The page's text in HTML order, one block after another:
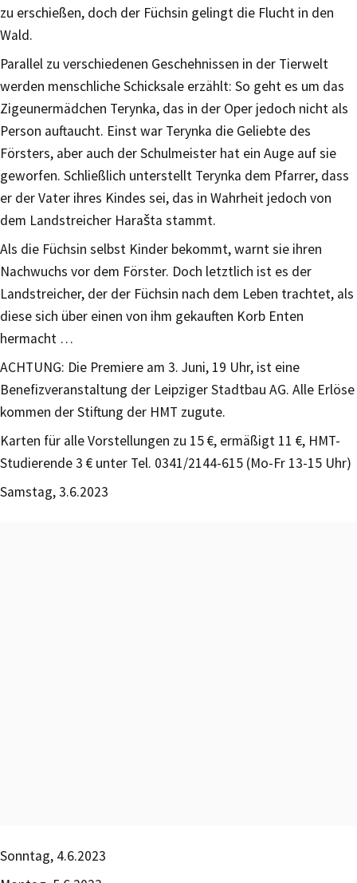
zu erschießen, doch der Füchsin gelingt die Flucht in den
Wald.
Parallel zu verschiedenen Geschehnissen in der Tierwelt
werden menschliche Schicksale erzählt: So geht es um das
Zigeunermädchen Terynka, das in der Oper jedoch nicht als
Person auftaucht. Einst war Terynka die Geliebte des
Försters, aber auch der Schulmeister hat ein Auge auf sie
geworfen. Schließlich unterstellt Terynka dem Pfarrer, dass
er der Vater ihres Kindes sei, das in Wahrheit jedoch von
dem Landstreicher Harašta stammt.
Als die Füchsin selbst Kinder bekommt, warnt sie ihren
Nachwuchs vor dem Förster. Doch letztlich ist es der
Landstreicher, der der Füchsin nach dem Leben trachtet, als
diese sich über einen von ihm gekauften Korb Enten
hermacht …
ACHTUNG: Die Premiere am 3. Juni, 19 Uhr, ist eine
Benefizveranstaltung der Leipziger Stadtbau AG. Alle Erlöse
kommen der Stiftung der HMT zugute.
Karten für alle Vorstellungen zu 15 €, ermäßigt 11 €, HMT-
Studierende 3 € unter Tel. 0341/2144-615 (Mo-Fr 13-15 Uhr)
Samstag, 3.6.2023
Sonntag, 4.6.2023